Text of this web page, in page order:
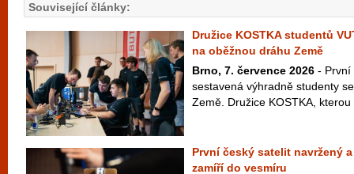
Související články:
Družice KOSTKA studentů
na oběžnou dráhu Země
Brno, 7. července 2026 - První
sestavená výhradně studenty
Země. Družice KOSTKA,
První český satelit navržený
zamíří do vesmíru